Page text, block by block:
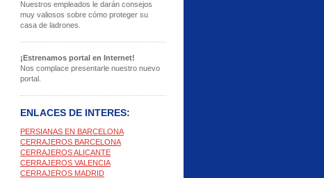
Nuestros empleados le darán consejos
muy valiosos sobre cómo proteger su
casa de ladrones.
¡Estrenamos portal en Internet!
Nos complace presentarle nuestro nuevo
portal.
ENLACES DE INTERES:
PERSIANAS EN BARCELONA
CERRAJEROS BARCELONA
CERRAJEROS ALICANTE
CERRAJEROS VALENCIA
CERRAJEROS MADRID